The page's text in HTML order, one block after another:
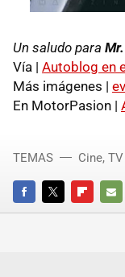
Un saludo para
Vía | Autoblog en
Más imágenes |
En MotorPasion |
FACEBOOKTWITTERFLIPBOARD
E-
TEMAS Cine,